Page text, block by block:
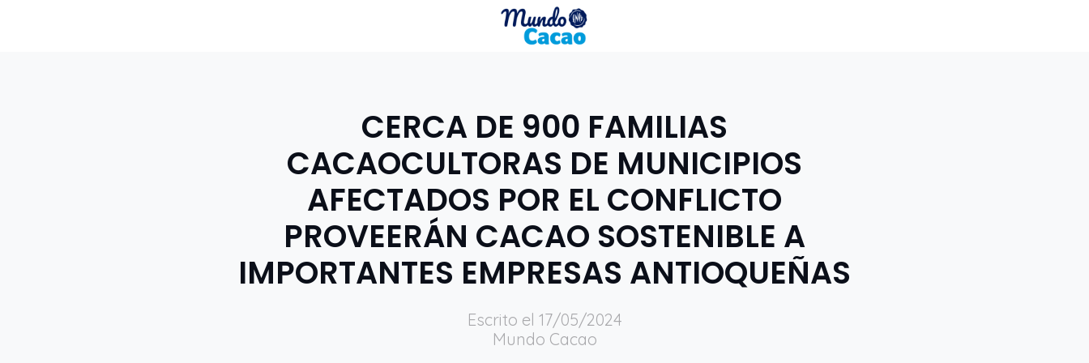
CERCA DE 900 FAMILIAS
CACAOCULTORAS DE MUNICIPIOS
AFECTADOS POR EL CONFLICTO
PROVEERÁN CACAO SOSTENIBLE A
IMPORTANTES EMPRESAS ANTIOQUEÑAS
Escrito el 17/05/2024
Mundo Cacao